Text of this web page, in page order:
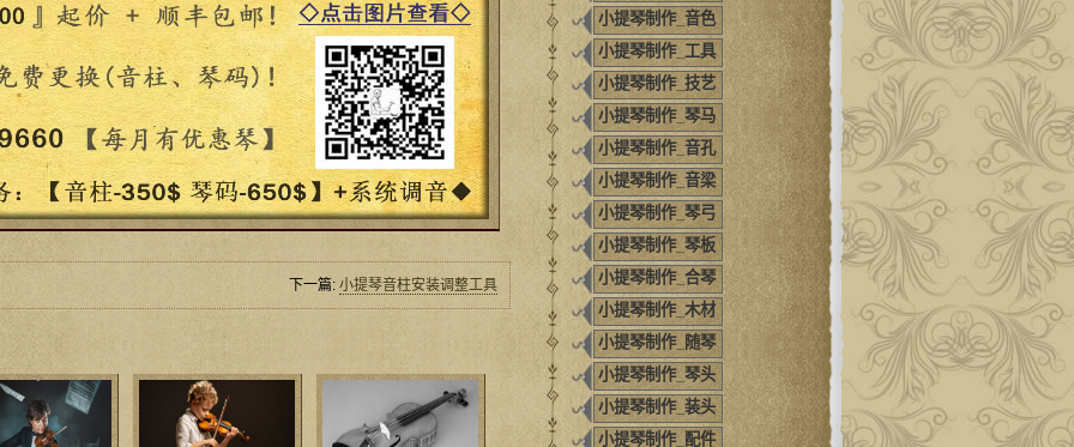
下一篇: 小提琴音柱安装调整工具
小提琴制作_音色
小提琴制作_工具
小提琴制作_技艺
小提琴制作_琴马
小提琴制作_音孔
小提琴制作_音梁
小提琴制作_琴弓
小提琴制作_琴板
小提琴制作_合琴
小提琴制作_木材
小提琴制作_随琴
小提琴制作_琴头
小提琴制作_装头
小提琴制作_配件